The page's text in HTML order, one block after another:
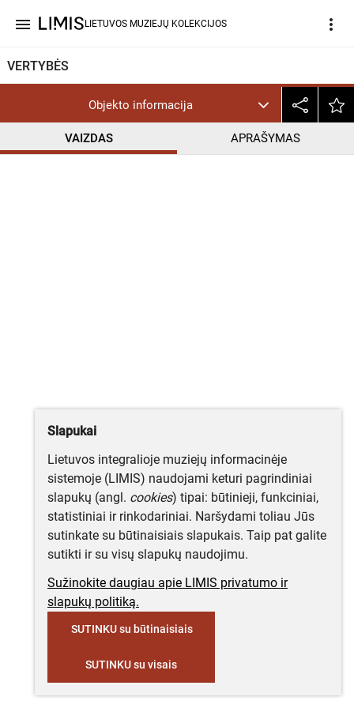
menu LIETUVOS MUZIEJŲ KOLEKCIJOS more_vert
VERTYBĖS
Objekto informacija
VAIZDAS APRAŠYMAS
CC BY-NC-ND
Slapukai
Lietuvos integralioje muziejų informacinėje
sistemoje (LIMIS) naudojami keturi pagrindiniai
slapukų (angl. cookies) tipai: būtinieji, funkciniai,
statistiniai ir rinkodariniai. Naršydami toliau Jūs
sutinkate su būtinaisiais slapukais. Taip pat galite
sutikti ir su visų slapukų naudojimu.
Sužinokite daugiau apie LIMIS privatumo ir
slapukų politiką.
SUTINKU su būtinaisiais
SUTINKU su visais